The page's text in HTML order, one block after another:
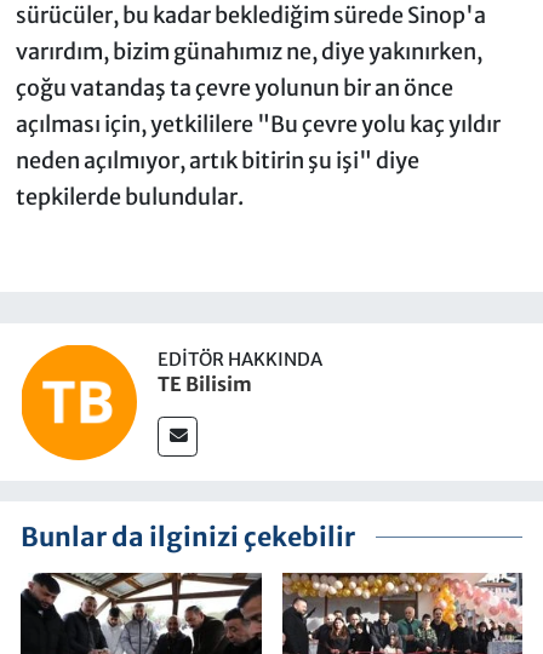
sürücüler, bu kadar beklediğim sürede Sinop'a
varırdım, bizim günahımız ne, diye yakınırken,
çoğu vatandaş ta çevre yolunun bir an önce
açılması için, yetkililere "Bu çevre yolu kaç yıldır
neden açılmıyor, artık bitirin şu işi" diye
tepkilerde bulundular.
EDITÖR HAKKINDA
TE Bilisim
Bunlar da ilginizi çekebilir